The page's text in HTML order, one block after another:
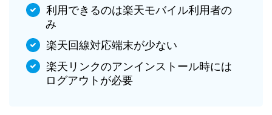
利用できるのは楽天モバイル利用者の
み
楽天回線対応端末が少ない
楽天リンクのアンインストール時には
ログアウトが必要